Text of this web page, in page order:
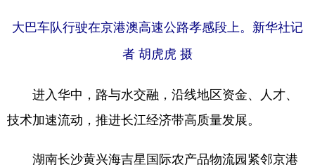
大巴车队行驶在京港澳高速公路孝感段上。 新华社记
者 胡虎虎 摄
进入华中，路与水交融，沿线地区资金、人才、
技术加速流动，推进长江经济带高质量发展。
湖南长沙黄兴海吉星国际农产品物流园紧邻京港